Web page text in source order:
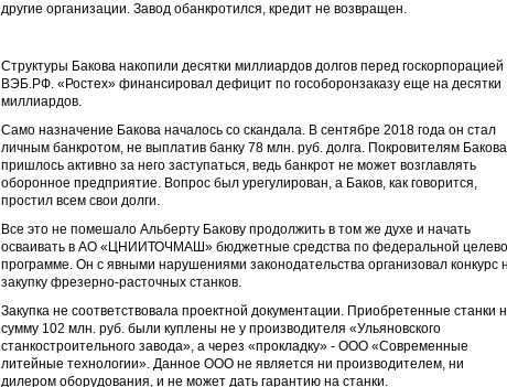
другие организации. Завод обанкротился, кредит не возвращен.
Структуры Бакова накопили десятки миллиардов долгов перед госкорпорацией
ВЭБ.РФ. «Ростех» финансировал дефицит по гособоронзаказу еще на десятки
миллиардов.
Само назначение Бакова началось со скандала. В сентябре 2018 года он стал
личным банкротом, не выплатив банку 78 млн. руб. долга. Покровителям Бакова
пришлось активно за него заступаться, ведь банкрот не может возглавлять
оборонное предприятие. Вопрос был урегулирован, а Баков, как говорится,
простил всем свои долги.
Все это не помешало Альберту Бакову продолжить в том же духе и начать
осваивать в АО «ЦНИИТОЧМАШ» бюджетные средства по федеральной
программе. Он с явными нарушениями законодательства организовал конкурс
закупку фрезерно-расточных станков.
Закупка не соответствовала проектной документации. Приобретенные станки
сумму 102 млн. руб. были куплены не у производителя «Ульяновского
станкостроительного завода», а через «прокладку» - ООО «Современные
литейные технологии». Данное ООО не является ни производителем, ни
дилером оборудования, и не может дать гарантию на станки.